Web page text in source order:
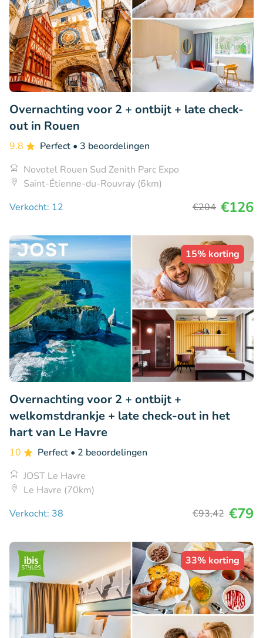
Overnachting voor 2 + ontbijt + late check-
out in Rouen
9.8 Perfect • 3 beoordelingen
Novotel Rouen Sud Zenith Parc Expo
Saint-Étienne-du-Rouvray (6km)
Verkocht: 12
€204 €126
15% korting
Overnachting voor 2 + ontbijt +
welkomstdrankje + late check-out in het
hart van Le Havre
10 Perfect • 2 beoordelingen
JOST Le Havre
Le Havre (70km)
Verkocht: 38
€93,42 €79
33% korting